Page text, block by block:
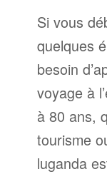
Si vous
quelques
besoin
voyage à
à 80 ans,
tourisme
luganda